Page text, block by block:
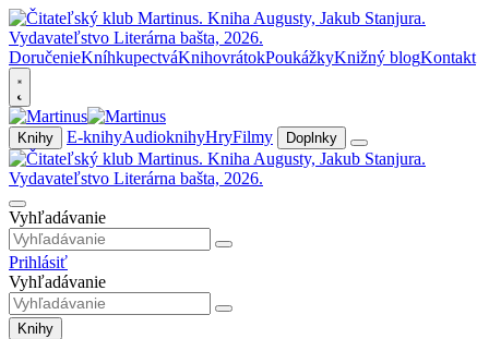
DoručenieKníhkupectváKnihovrátokPoukážkyKnižný blogKontakt
Knihy E-knihyAudioknihyHryFilmy Doplnky
Vyhľadávanie
Prihlásiť
Vyhľadávanie
Knihy